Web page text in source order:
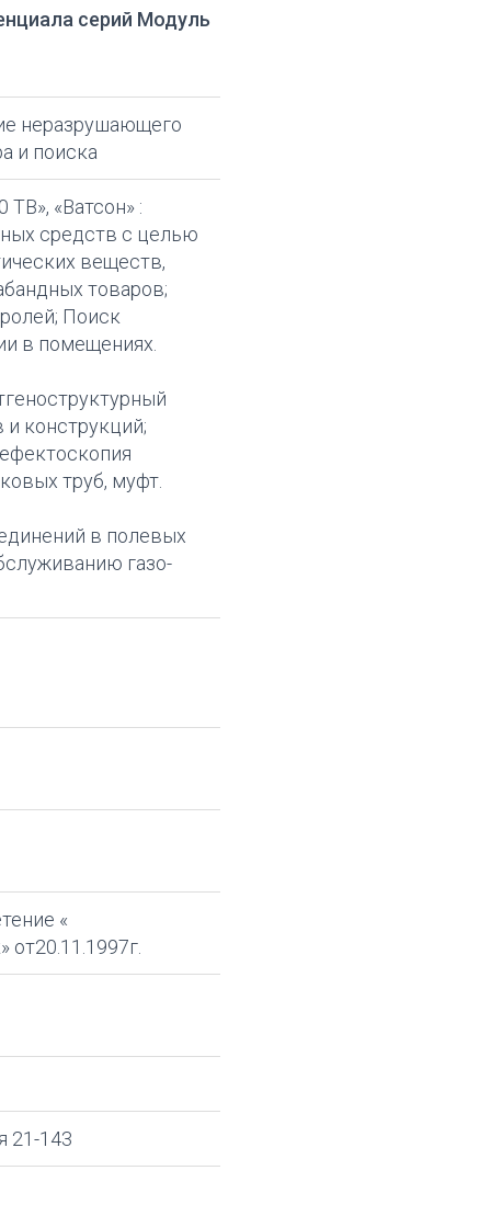
серий Модуль
неразрушающего
и поиска
«Ватсон» :
средств с целью
веществ,
товаров;
Поиск
в помещениях.
конструкций;
труб, муфт.
в полевых
газо-
«
от20.11.1997г.
21-143